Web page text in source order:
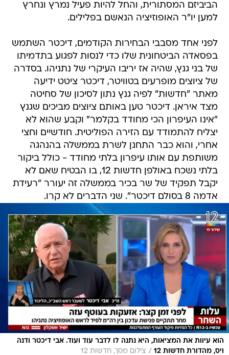
הביביזם המסתורית, והחל להיות פעיל נמרץ ונחרץ
למען יו"ר האופוזיציה הנאשם בפלילים.
לפני אחד מסבבי הבחירות הקודמים, דיכטר השתמש
בפסאדה הביטחונית שלו כדי לנסות לפגוע בתדמיתו
של בני גנץ, שהיה אז יריבו העיקרי של נתניהו. בסדרה
של ציוצים מופרעים בטוויטר, דיכטר ציטט ידיעה
מאתר "חדשות" לפיה גנץ נתון לסיכון של סחיטה
מצד איראן. דיכטר טען באותם ציוצים מביכים שגנץ
"אינו העיפרון הכי מחודד בקלמר" וקבע שהוא לא
יצליח להתמודד עם הזירה הפוליטית. חודשיים וחצי
אחרי, והוא כבר התחנן לשרת בממשלה בהנהגה
משותפת עם אותו עיפרון בלתי מחודד - כולל ביקור
בלתי נשכח באולפן חדשות 12, בו הבטיח שאם לא
יקבל תפקיד של שר בכיר בממשלה זה יעורר "רעידת
אדמה 8 בסולם דיכטר". שני הדברים לא קרו.
הוא עיוות את המציאות, היא נתנה לו לדבר עוד ועוד. אבי דיכטר ודנה
ויס, מהדורת חדשות 12
/ צילום מסך, חדשות 12